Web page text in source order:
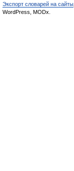
Экспорт словарей на сайты
WordPress, MODx.